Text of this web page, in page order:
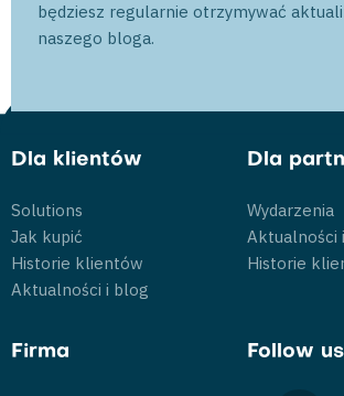
będziesz regularnie otrzymywać
naszego bloga.
Dla klientów
Solutions
Jak kupić
Historie klientów
Aktualności i blog
Dla
Wydarzenia
Aktualności
Historie
Firma Follow us